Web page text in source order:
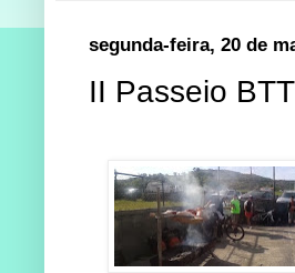
segunda-feira, 20 de
II Passeio